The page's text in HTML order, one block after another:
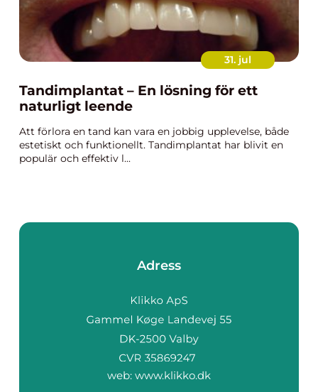
31. jul
Tandimplantat – En lösning för ett
naturligt leende
Att förlora en tand kan vara en jobbig upplevelse, både
estetiskt och funktionellt. Tandimplantat har blivit en
populär och effektiv l...
Adress
web: www.klikko.dk